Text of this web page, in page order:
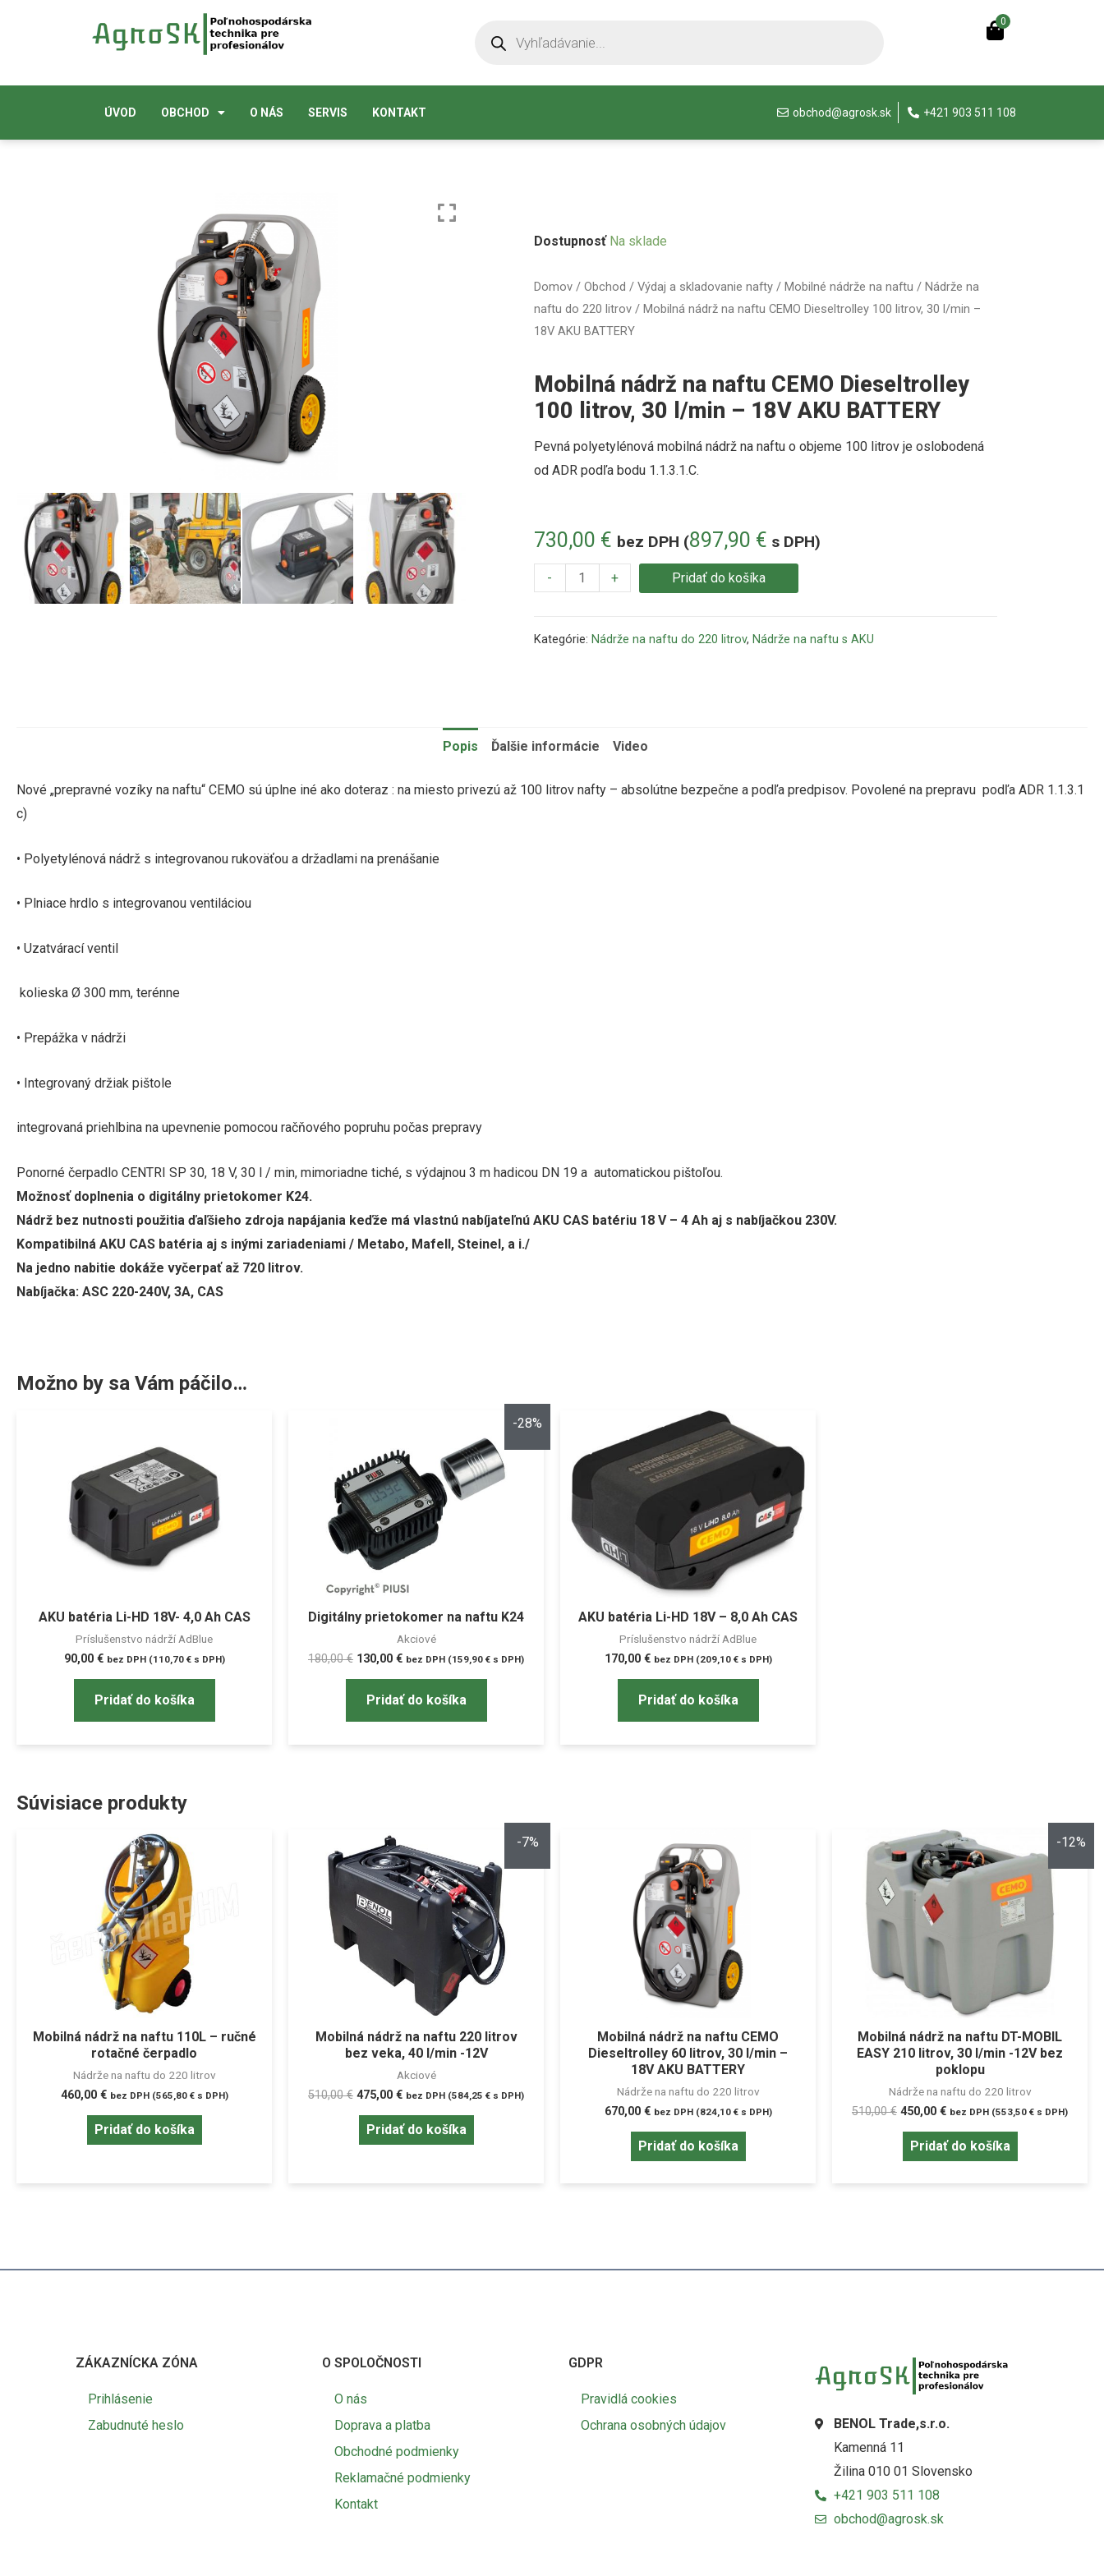
0
ÚVOD OBCHOD O NÁS SERVIS KONTAKT obchod@agrosk.sk +421 903 511 108
Domov/ Obchod / Výdaj a skladovanie nafty/ Mobilné nádrže na naftu / Nádrže na
naftu do 220 litrov/ Mobilná nádrž na naftu CEMO Dieseltrolley 100 litrov, 30 l/min –
18V AKU BATTERY
Mobilná nádrž na naftu CEMO Dieseltrolley
100 litrov, 30 l/min – 18V AKU BATTERY
730,00 € bez DPH (897,90 € s DPH)
Pevná polyetylénová mobilná nádrž na naftu o objeme 100 litrov je oslobodená
od ADR podľa bodu 1.1.3.1.C.
Dostupnosť Na sklade
- + Pridať do košíka
Kategórie: Nádrže na naftu do 220 litrov, Nádrže na naftu s AKU
Popis Ďalšie informácie Video
Nové „prepravné vozíky na naftu“ CEMO sú úplne iné ako doteraz : na miesto privezú až 100 litrov nafty – absolútne bezpečne a podľa predpisov. Povolené na prepravu podľa ADR 1.1.3.1
c)
• Polyetylénová nádrž s integrovanou rukoväťou a držadlami na prenášanie
• Plniace hrdlo s integrovanou ventiláciou
• Uzatvárací ventil
kolieska Ø 300 mm, terénne
• Prepážka v nádrži
• Integrovaný držiak pištole
integrovaná priehlbina na upevnenie pomocou račňového popruhu počas prepravy
Ponorné čerpadlo CENTRI SP 30, 18 V, 30 l / min, mimoriadne tiché, s výdajnou 3 m hadicou DN 19 a automatickou pištoľou.
Možnosť doplnenia o digitálny prietokomer K24.
Nádrž bez nutnosti použitia ďaľšieho zdroja napájania keďže má vlastnú nabíjateľnú AKU CAS batériu 18 V – 4 Ah aj s nabíjačkou 230V.
Kompatibilná AKU CAS batéria aj s inými zariadeniami / Metabo, Mafell, Steinel, a i./
Na jedno nabitie dokáže vyčerpať až 720 litrov.
Nabíjačka: ASC 220-240V, 3A, CAS
Možno by sa Vám páčilo…
AKU batéria Li-HD 18V- 4,0 Ah CAS
Príslušenstvo nádrží AdBlue
90,00 € bez DPH (110,70 €s DPH)
Pridať do košíka
-28%
Digitálny prietokomer na naftu K24
Akciové
180,00€ 130,00 € bez DPH (159,90 € s DPH)
Pridať do košíka
AKU batéria Li-HD 18V – 8,0 Ah CAS
Príslušenstvo nádrží AdBlue
170,00 € bez DPH (209,10 €s DPH)
Pridať do košíka
Súvisiace produkty
Mobilná nádrž na naftu 110L – ručné
rotačné čerpadlo
Nádrže na naftu do 220 litrov
460,00 € bez DPH (565,80 €s DPH)
Pridať do košíka
-7%
Mobilná nádrž na naftu 220 litrov
bez veka, 40 l/min -12V
Akciové
510,00€ 475,00 € bez DPH (584,25 € s DPH)
Pridať do košíka
Mobilná nádrž na naftu CEMO
Dieseltrolley 60 litrov, 30 l/min –
18V AKU BATTERY
Nádrže na naftu do 220 litrov
670,00 € bez DPH (824,10 €s DPH)
Pridať do košíka
-12%
Mobilná nádrž na naftu DT-MOBIL
EASY 210 litrov, 30 l/min -12V bez
poklopu
Nádrže na naftu do 220 litrov
510,00€ 450,00 € bez DPH (553,50 € s DPH)
Pridať do košíka
ZÁKAZNÍCKA ZÓNA
Prihlásenie
Zabudnuté heslo
O SPOLOČNOSTI
O nás
Doprava a platba
Obchodné podmienky
Reklamačné podmienky
Kontakt
GDPR
Pravidlá cookies
Ochrana osobných údajov
BENOL Trade,s.r.o.
Kamenná 11
Žilina 010 01 Slovensko
+421 903 511 108
obchod@agrosk.sk